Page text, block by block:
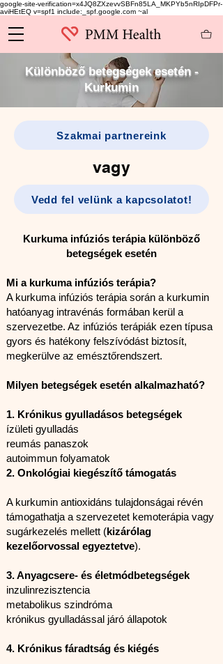
google-site-verification=x4JQ8ZXzevvSBFn85LA_MKPYb5nRIpDFPr-
aviHEtEQ v=spf1 include:_spf.google.com ~al
Különböző betegségek esetén -
Kurkumin
Szakmai partnereink
vagy
Vedd fel velünk a kapcsolatot!
Kurkuma infúziós terápia különböző
betegségek esetén
Mi a kurkuma infúziós terápia?
A kurkuma infúziós terápia során a kurkumin
hatóanyag intravénás formában kerül a
szervezetbe. Az infúziós terápiák ezen típusa
gyors és hatékony felszívódást biztosít,
megkerülve az emésztőrendszert.
Milyen betegségek esetén alkalmazható?
1. Krónikus gyulladásos betegségek
ízületi gyulladás
reumás panaszok
autoimmun folyamatok
2. Onkológiai kiegészítő támogatás
A kurkumin antioxidáns tulajdonságai révén
támogathatja a szervezetet kemoterápia vagy
sugárkezelés mellett (kizárólag
kezelőorvossal egyeztetve).
3. Anyagcsere- és életmódbetegségek
inzulinrezisztencia
metabolikus szindróma
krónikus gyulladással járó állapotok
4. Krónikus fáradtság és kiégés